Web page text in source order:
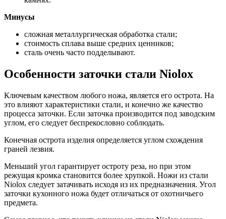
Минусы
сложная металлургическая обработка стали;
стоимость сплава выше средних ценников;
сталь очень часто подделывают.
Особенности заточки стали Niolox
Ключевым качеством любого ножа, является его острота. На
это влияют характеристики стали, и конечно же качество
процесса заточки. Если заточка производится под заводским
углом, его следует беспрекословно соблюдать.
Конечная острота изделия определяется углом схождения
граней лезвия.
Меньший угол гарантирует остроту реза, но при этом
режущая кромка становится более хрупкой. Ножи из стали
Niolox следует затачивать исходя из их предназначения. Угол
заточки кухонного ножа будет отличаться от охотничьего
предмета.